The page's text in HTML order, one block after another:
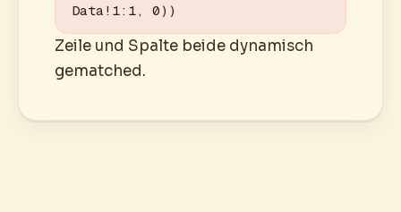
Data!1:1, 0))
Zeile und Spalte beide dynamisch
gematched.